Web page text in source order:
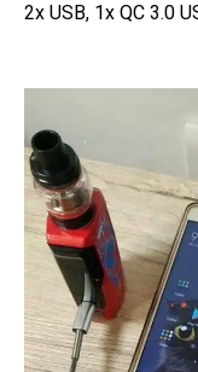
2x USB, 1x QC 3.0